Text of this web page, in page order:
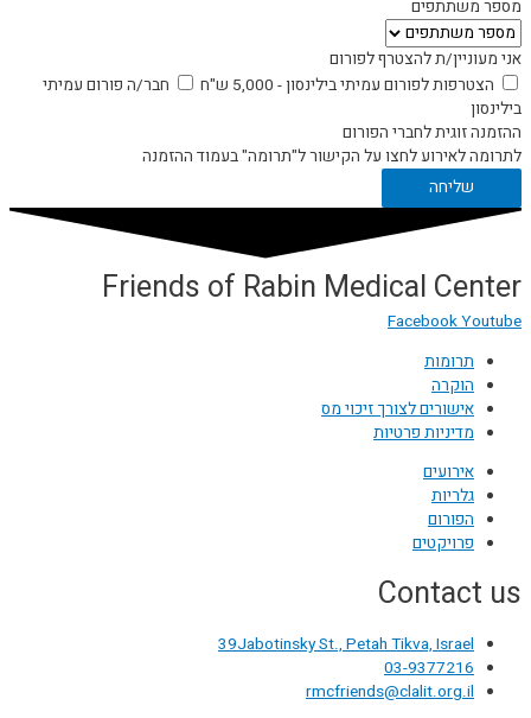
מספר משתתפים
אני מעוניין/ת להצטרף לפורום
הצטרפות לפורום עמיתי בילינסון - 5,000 ש"ח
חבר/ה פורום עמיתי
בילינסון
ההזמנה זוגית לחברי הפורום
לתרומה לאירוע לחצו על הקישור ל"תרומה" בעמוד ההזמנה
שליחה
Friends of Rabin Medical Center
FacebookYoutube
תרומות
הוקרה
אישורים לצורך זיכוי מס
מדיניות פרטיות
אירועים
גלריות
הפורום
פרויקטים
Contact us
39Jabotinsky St., Petah Tikva, Israel
03-9377216
rmcfriends@clalit.org.il